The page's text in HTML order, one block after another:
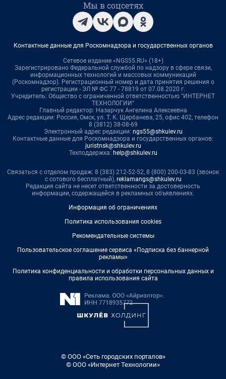
Мы в соцсетях
Контактные данные для Роскомнадзора и государственных органов
Сетевое издание «NGS55.RU» (18+)
Зарегистрировано Федеральной службой по надзору в сфере связи,
информационных технологий и массовых коммуникаций
(Роскомнадзор). Регистрационный номер и дата принятия решения о
регистрации - ЭЛ № ФС 77 - 78819 от 07.08.2020 г.
Учредитель: Общество с ограниченной ответственностью "ИНТЕРНЕТ
ТЕХНОЛОГИИ"
Главный редактор: Назарчук Ангелина Алексеевна
Адрес редакции: Россия, Омск, ул. Т. К. Щербанева, 25, офис 402, телефон
8 (3812) 38-08-69
Электронный адрес редакции: ngs55@shkulev.ru
Контактные данные для Роскомнадзора и государственных органов:
juristnsk@shkulev.ru
Техподдержка: help@shkulev.ru
Связаться с отделом продаж: 8 (383) 212-52-52, 8 (800) 200-03-83 (звонок
с сотового бесплатный), reklamangs@shkulev.ru
Редакция сайта не несет ответственности за достоверность
информации, содержащейся в рекламных объявлениях.
Информация об ограничениях
Политика использования cookies
Рекомендательные системы
Пользовательское соглашение сервиса «Подписка без баннерной
рекламы»
Политика конфиденциальности и обработки персональных данных и
правила использования сайта
© ООО «Сеть городских порталов»
© ООО «Интернет Технологии»